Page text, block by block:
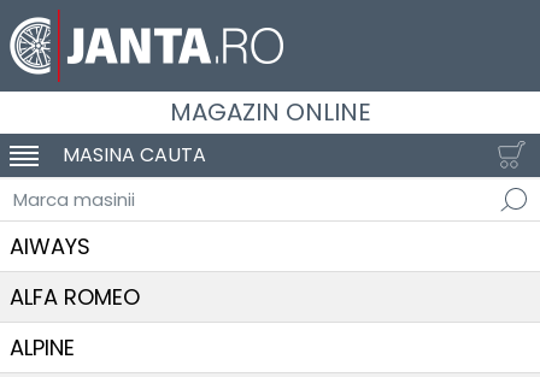
MAGAZIN ONLINE
SCHIMBA NAVIGAREA
MASINA CAUTA
Marca masinii
AIWAYS
ALFA ROMEO
ALPINE